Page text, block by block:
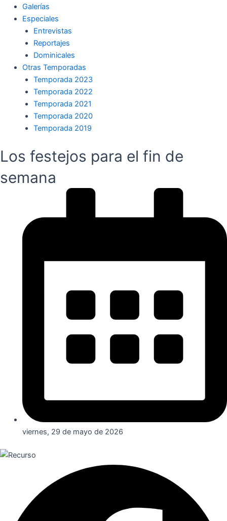
Galerías
Especiales
Entrevistas
Reportajes
Dominicales
Otras Temporadas
Temporada 2023
Temporada 2022
Temporada 2021
Temporada 2020
Temporada 2019
Los festejos para el fin de
semana
viernes, 29 de mayo de 2026